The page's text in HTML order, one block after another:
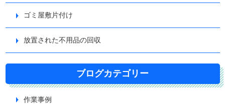
ゴミ屋敷片付け
放置された不用品の回収
ブログカテゴリー
作業事例